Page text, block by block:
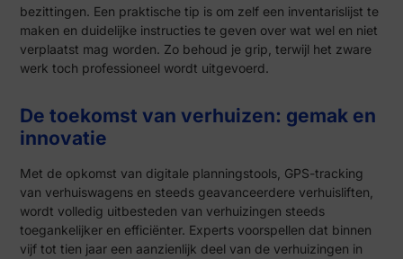
bezittingen. Een praktische tip is om zelf een inventarislijst te
maken en duidelijke instructies te geven over wat wel en niet
verplaatst mag worden. Zo behoud je grip, terwijl het zware
werk toch professioneel wordt uitgevoerd.
De toekomst van verhuizen: gemak en
innovatie
Met de opkomst van digitale planningstools, GPS-tracking
van verhuiswagens en steeds geavanceerdere verhuisliften,
wordt volledig uitbesteden van verhuizingen steeds
toegankelijker en efficiënter. Experts voorspellen dat binnen
vijf tot tien jaar een aanzienlijk deel van de verhuizingen in